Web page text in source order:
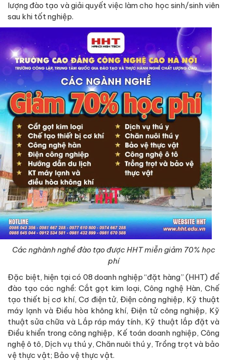
lượng đào tạo và giải quyết việc làm cho học sinh/sinh viên
sau khi tốt nghiệp.
Các nghành nghề đào tạo được HHT miễn giảm 70% học
phí
Đặc biệt, hiện tại có 08 doanh nghiệp “đặt hàng” (HHT) để
đào tạo các nghề: Cắt gọt kim loại, Công nghệ Hàn, Chế
tạo thiết bị cơ khí, Cơ điện tử, Điện công nghiệp, Kỹ thuật
máy lạnh và Điều hòa không khí, Điện tử công nghiệp, Kỹ
thuật sửa chữa và Lắp ráp máy tính, Kỹ thuật lắp đặt và
Điều khiển trong công nghiệp, Kế toán doanh nghiệp, Công
nghệ ô tô, Dịch vụ thú y, Chăn nuôi thú y, Trồng trọt và bảo
vệ thực vật; Bảo vệ thực vật.